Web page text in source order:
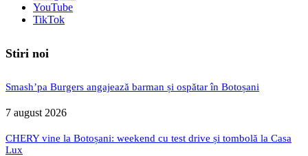
YouTube
TikTok
Stiri noi
Smash’pa Burgers angajează barman și ospătar în Botoșani
7 august 2026
CHERY vine la Botoșani: weekend cu test drive și tombolă la Casa
Lux